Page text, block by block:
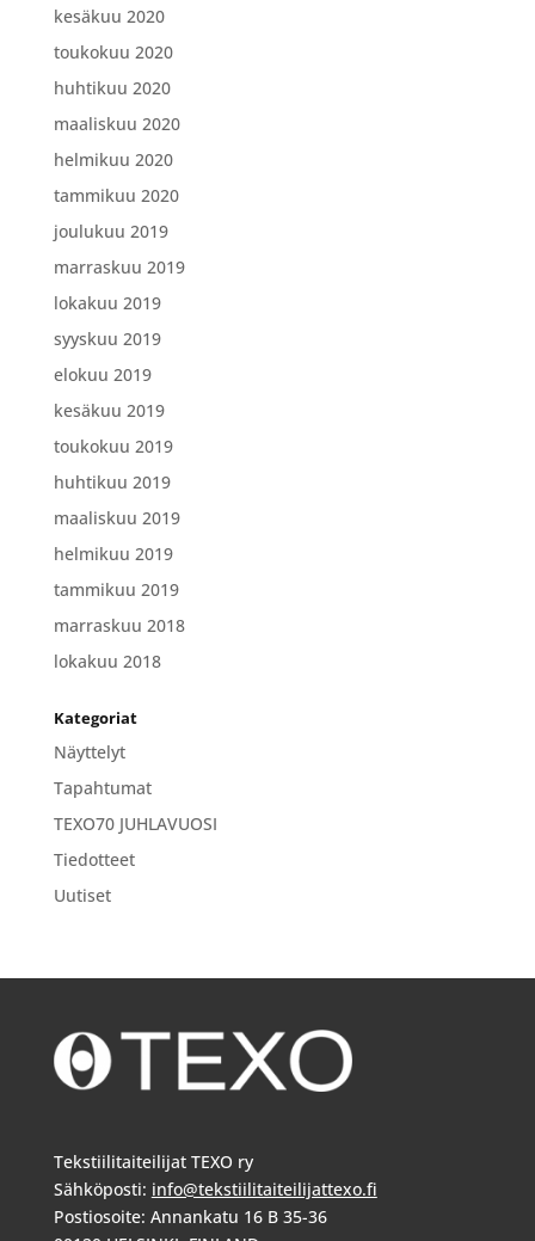
kesäkuu 2020
toukokuu 2020
huhtikuu 2020
maaliskuu 2020
helmikuu 2020
tammikuu 2020
joulukuu 2019
marraskuu 2019
lokakuu 2019
syyskuu 2019
elokuu 2019
kesäkuu 2019
toukokuu 2019
huhtikuu 2019
maaliskuu 2019
helmikuu 2019
tammikuu 2019
marraskuu 2018
lokakuu 2018
Kategoriat
Näyttelyt
Tapahtumat
TEXO70 JUHLAVUOSI
Tiedotteet
Uutiset
Tekstiilitaiteilijat TEXO ry
Sähköposti: info@tekstiilitaiteilijattexo.fi
Postiosoite: Annankatu 16 B 35-36